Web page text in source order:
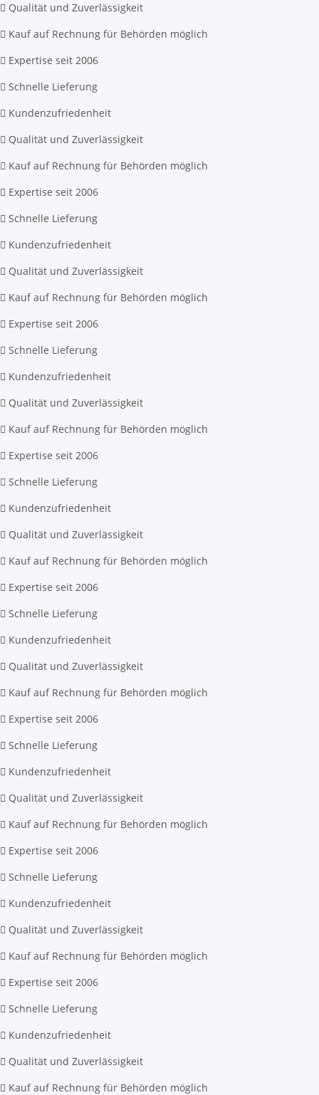
Qualität und Zuverlässigkeit
Kauf auf Rechnung für Behörden möglich
Expertise seit 2006
Schnelle Lieferung
Kundenzufriedenheit
Qualität und Zuverlässigkeit
Kauf auf Rechnung für Behörden möglich
Expertise seit 2006
Schnelle Lieferung
Kundenzufriedenheit
Qualität und Zuverlässigkeit
Kauf auf Rechnung für Behörden möglich
Expertise seit 2006
Schnelle Lieferung
Kundenzufriedenheit
Qualität und Zuverlässigkeit
Kauf auf Rechnung für Behörden möglich
Expertise seit 2006
Schnelle Lieferung
Kundenzufriedenheit
Qualität und Zuverlässigkeit
Kauf auf Rechnung für Behörden möglich
Expertise seit 2006
Schnelle Lieferung
Kundenzufriedenheit
Qualität und Zuverlässigkeit
Kauf auf Rechnung für Behörden möglich
Expertise seit 2006
Schnelle Lieferung
Kundenzufriedenheit
Qualität und Zuverlässigkeit
Kauf auf Rechnung für Behörden möglich
Expertise seit 2006
Schnelle Lieferung
Kundenzufriedenheit
Qualität und Zuverlässigkeit
Kauf auf Rechnung für Behörden möglich
Expertise seit 2006
Schnelle Lieferung
Kundenzufriedenheit
Qualität und Zuverlässigkeit
Kauf auf Rechnung für Behörden möglich